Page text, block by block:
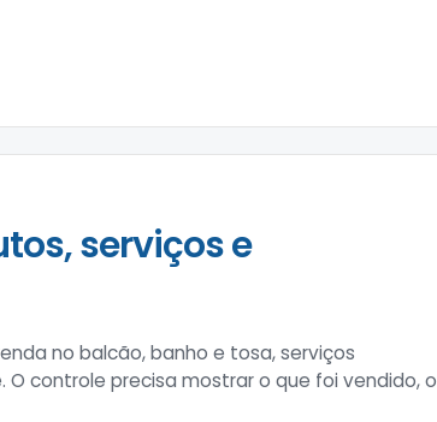
serviços e
no balcão, banho e tosa, serviços
controle precisa mostrar o que foi vendido, o